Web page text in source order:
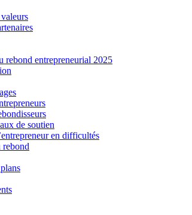
rebond entrepreneurial 2025
de soutien
en difficultés